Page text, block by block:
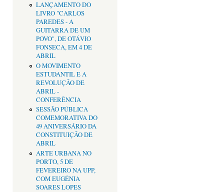
LANÇAMENTO DO
LIVRO "CARLOS
PAREDES - A
GUITARRA DE UM
POVO", DE OTÁVIO
FONSECA, EM 4 DE
ABRIL
O MOVIMENTO
ESTUDANTIL E A
REVOLUÇÃO DE
ABRIL -
CONFERÊNCIA
SESSÃO PÚBLICA
COMEMORATIVA DO
49 ANIVERSÁRIO DA
CONSTITUIÇÃO DE
ABRIL
ARTE URBANA NO
PORTO, 5 DE
FEVEREIRO NA UPP,
COM EUGÉNIA
SOARES LOPES